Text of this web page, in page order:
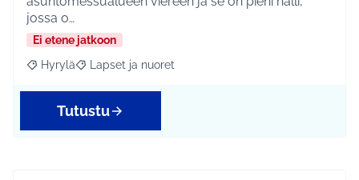
jossa o…
Ei etene jatkoon
Rajaa tulokset aihepiirin mukaan: Hyrylä
Hyrylä Rajaa tulokset teeman mukaan: Lapset ja nuoret
Lapset ja nuoret
Tutustu